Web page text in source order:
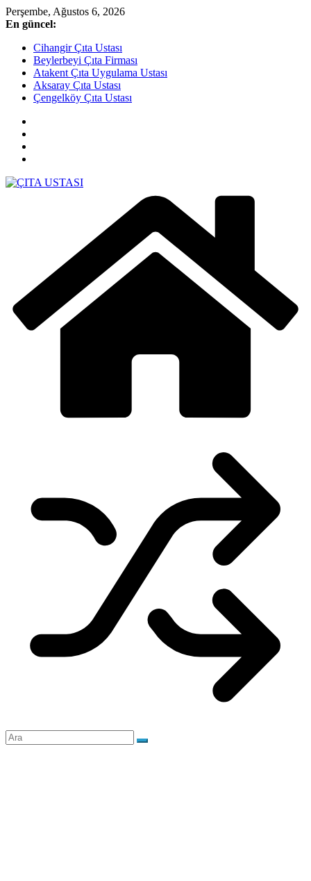
Skip
to
Perşembe, Ağustos 6, 2026
En güncel:
Cihangir Çıta Ustası
Beylerbeyi Çıta Firması
Atakent Çıta Uygulama Ustası
Aksaray Çıta Ustası
Çengelköy Çıta Ustası